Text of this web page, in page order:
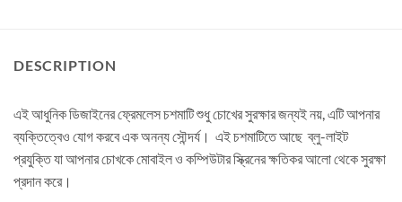
DESCRIPTION
এই আধুনিক ডিজাইনের ফ্রেমলেস চশমাটি শুধু চোখের সুরক্ষার জন্যই নয়, এটি আপনার
ব্যক্তিত্বেও যোগ করবে এক অনন্য সৌন্দর্য। এই চশমাটিতে আছে ব্লু-লাইট
প্রযুক্তি যা আপনার চোখকে মোবাইল ও কম্পিউটার স্ক্রিনের ক্ষতিকর আলো থেকে সুরক্ষা
প্রদান করে।